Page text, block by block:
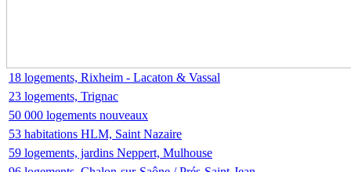
18 logements, Rixheim - Lacaton & Vassal
23 logements, Trignac
50 000 logements nouveaux
53 habitations HLM, Saint Nazaire
59 logements, jardins Neppert, Mulhouse